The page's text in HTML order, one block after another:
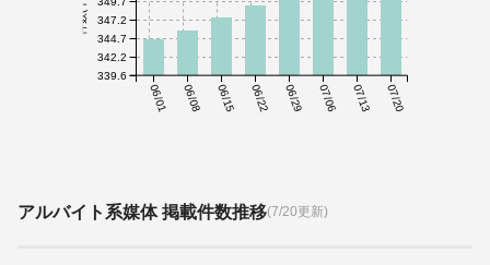
06/01 06/08 06/15 06/22 06/29 07/06 07/13 07/20
件数(千件)
339.6
342.2
344.7
347.2
アルバイト系媒体 掲載件数推移(7/20更新)